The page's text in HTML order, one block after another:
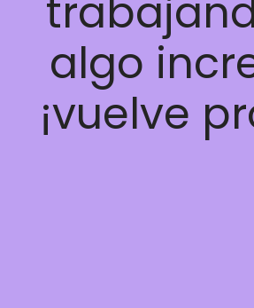
algo
¡vuelve